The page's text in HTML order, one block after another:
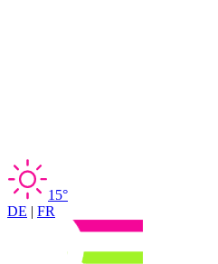
15°
DE | FR